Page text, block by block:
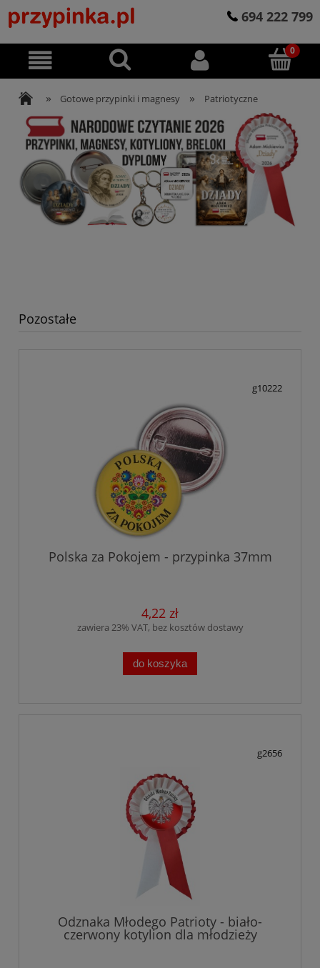
694 222 799
» Gotowe przypinki i magnesy » Patriotyczne
Pozostałe
g10222
Polska za Pokojem - przypinka 37mm
4,22 zł
zawiera 23% VAT, bez kosztów dostawy
do koszyka
g2656
Odznaka Młodego Patrioty - biało-
czerwony kotylion dla młodzieży